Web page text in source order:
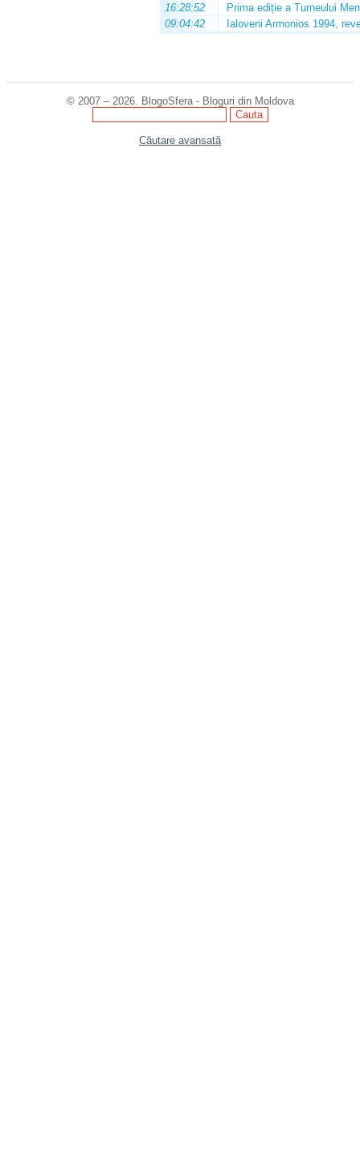
16:28:52
Prima ediție a Turneului
09:04:42
Ialoveni Armonios 1994,
© 2007 – 2026. BlogoSfera - Bloguri din Moldova
Căutare avansată